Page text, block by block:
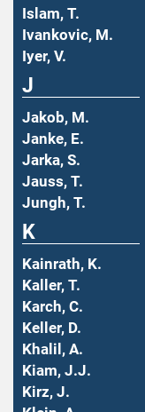
Islam, T.
Ivankovic, M.
Iyer, V.
J
Jakob, M.
Janke, E.
Jarka, S.
Jauss, T.
Jungh, T.
K
Kainrath, K.
Kaller, T.
Karch, C.
Keller, D.
Khalil, A.
Kiam, J.J.
Kirz, J.